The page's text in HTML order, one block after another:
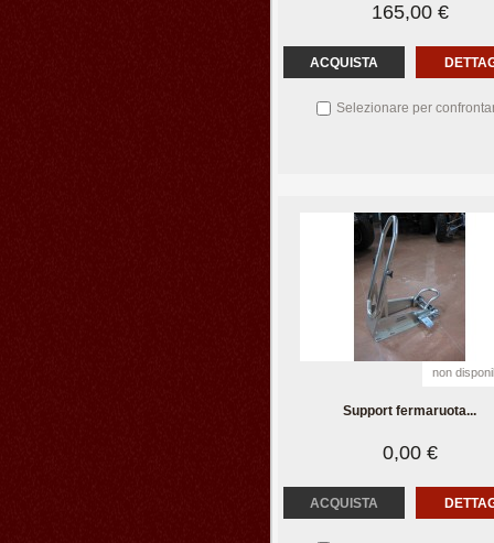
165,00 €
ACQUISTA
Selezionare per
non
Support fermaruota...
0,00 €
ACQUISTA